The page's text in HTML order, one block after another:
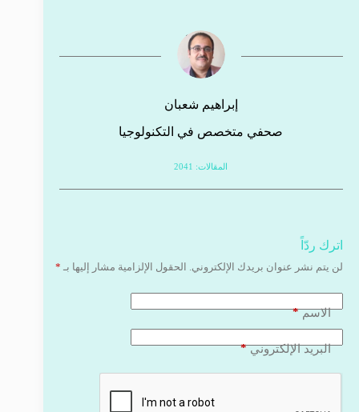
إبراهيم شعبان
صحفي متخصص في التكنولوجيا
المقالات: 2041
اترك ردّاً
لن يتم نشر عنوان بريدك الإلكتروني. الحقول الإلزامية مشار إليها بـ *
الاسم*
البريد الإلكتروني*